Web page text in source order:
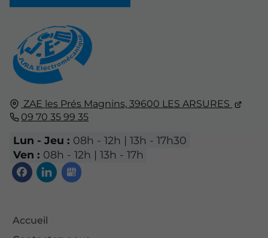
ZAE les Prés Magnins, 39600 LES ARSURES
09 70 35 99 35
Lun - Jeu : 08h - 12h | 13h - 17h30
Ven : 08h - 12h | 13h - 17h
Accueil